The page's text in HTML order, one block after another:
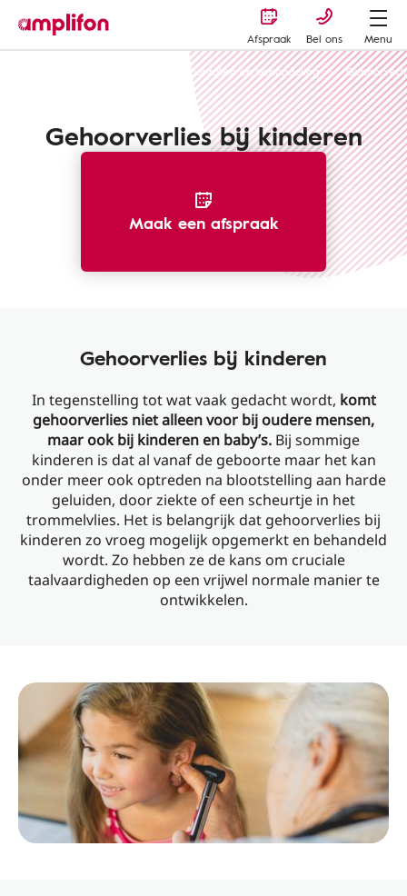
Afspraak Bel ons
Menu
Gehoorverlies of gehoorschade - oorzaken en behandeling
Gehoorverlies bij kinderen
Maak een afspraak
Gehoorverlies bij kinderen
In tegenstelling tot wat vaak gedacht wordt, komt
gehoorverlies niet alleen voor bij oudere mensen,
maar ook bij kinderen en baby’s. Bij sommige
kinderen is dat al vanaf de geboorte maar het kan
onder meer ook optreden na blootstelling aan harde
geluiden, door ziekte of een scheurtje in het
trommelvlies. Het is belangrijk dat gehoorverlies bij
kinderen zo vroeg mogelijk opgemerkt en behandeld
wordt. Zo hebben ze de kans om cruciale
taalvaardigheden op een vrijwel normale manier te
ontwikkelen.